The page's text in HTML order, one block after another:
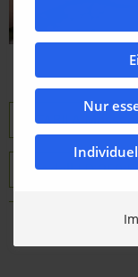
STABILA
Modell LD 250
Nur